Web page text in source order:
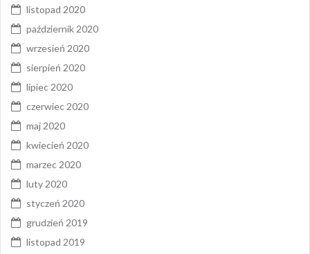
listopad 2020
październik 2020
wrzesień 2020
sierpień 2020
lipiec 2020
czerwiec 2020
maj 2020
kwiecień 2020
marzec 2020
luty 2020
styczeń 2020
grudzień 2019
listopad 2019